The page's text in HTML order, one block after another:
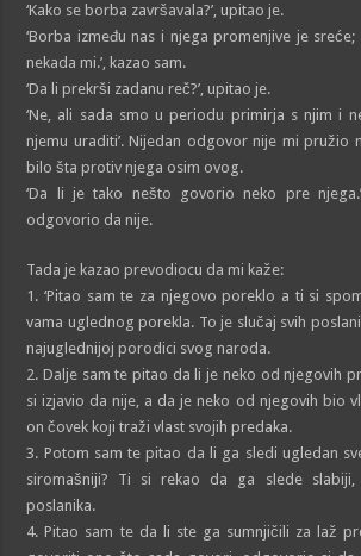
‘Kako se borba završavala?’, upitao je.
‘Borba između nas i njega promenjive je
nekada mi.’, kazao sam.
‘Da li prekrši zadanu reč?’, upitao je.
‘Ne, ali sada smo u periodu primirja s njim i
njemu uraditi’. Nijedan odgovor nije mi pružio
bilo šta protiv njega osim ovog.
‘Da li je tako nešto govorio neko pre
odgovorio da nije.
Tada je kazao prevodiocu da mi kaže:
1. ‘Pitao sam te za njegovo poreklo a ti si
vama uglednog porekla. To je slučaj svih
najuglednijoj porodici svog naroda.
2. Dalje sam te pitao da li je neko od njegovih
si izjavio da nije, a da je neko od njegovih bio
on čovek koji traži vlast svojih predaka.
3. Potom sam te pitao da li ga sledi ugledan
siromašniji? Ti si rekao da ga slede
poslanika.
4. Pitao sam te da li ste ga sumnjičili za laž